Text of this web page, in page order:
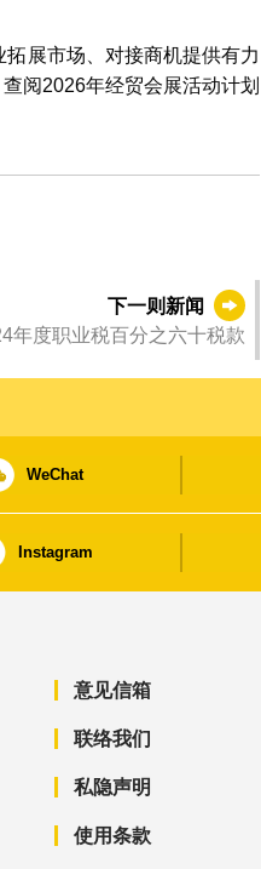
展市场、对接商机提供有力
查阅2026年经贸会展活动计划
下一则新闻
年度职业税百分之六十税款
WeChat
Instagram
意见信箱
联络我们
私隐声明
使用条款